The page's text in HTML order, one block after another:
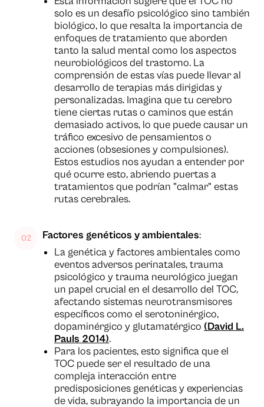
solo es un desafío psicológico sino también
biológico, lo que resalta la importancia de
enfoques de tratamiento que aborden
tanto la salud mental como los aspectos
neurobiológicos del trastorno. La
comprensión de estas vías puede llevar al
desarrollo de terapias más dirigidas y
personalizadas. Imagina que tu cerebro
tiene ciertas rutas o caminos que están
demasiado activos, lo que puede causar un
tráfico excesivo de pensamientos o
acciones (obsesiones y compulsiones).
Estos estudios nos ayudan a entender por
qué ocurre esto, abriendo puertas a
tratamientos que podrían "calmar" estas
rutas cerebrales.
Factores genéticos y ambientales:
La genética y factores ambientales como
eventos adversos perinatales, trauma
psicológico y trauma neurológico juegan
un papel crucial en el desarrollo del TOC,
afectando sistemas neurotransmisores
específicos como el serotoninérgico,
dopaminérgico y glutamatérgico (David L.
Pauls 2014).
Para los pacientes, esto significa que el
TOC puede ser el resultado de una
compleja interacción entre
predisposiciones genéticas y experiencias
de vida, subrayando la importancia de un